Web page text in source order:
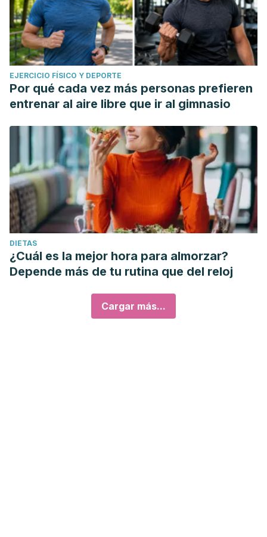
EJERCICIO FÍSICO Y DEPORTE
Por qué cada vez más personas prefieren
entrenar al aire libre que ir al gimnasio
DIETAS
¿Cuál es la mejor hora para almorzar?
Depende más de tu rutina que del reloj
Cargar más...